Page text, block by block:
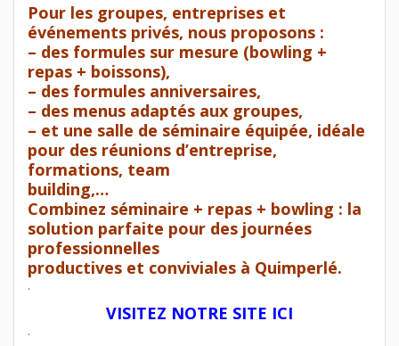
Pour les groupes, entreprises et
événements privés, nous proposons :
– des formules sur mesure (bowling +
repas + boissons),
– des formules anniversaires,
– des menus adaptés aux groupes,
– et une salle de séminaire équipée, idéale
pour des réunions d’entreprise,
formations, team
building,…
Combinez séminaire + repas + bowling : la
solution parfaite pour des journées
professionnelles
productives et conviviales à Quimperlé.
.
VISITEZ NOTRE SITE ICI
.